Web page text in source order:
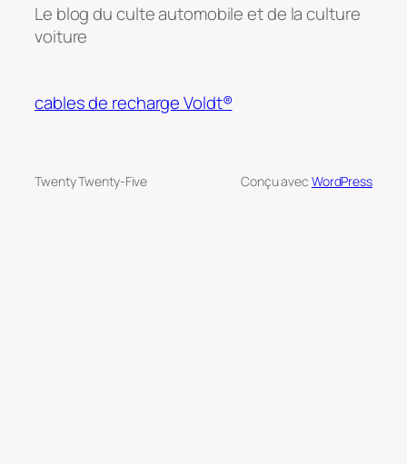
Le blog du culte automobile et de la culture
voiture
cables de recharge Voldt®
Twenty Twenty-Five Conçu avec WordPress